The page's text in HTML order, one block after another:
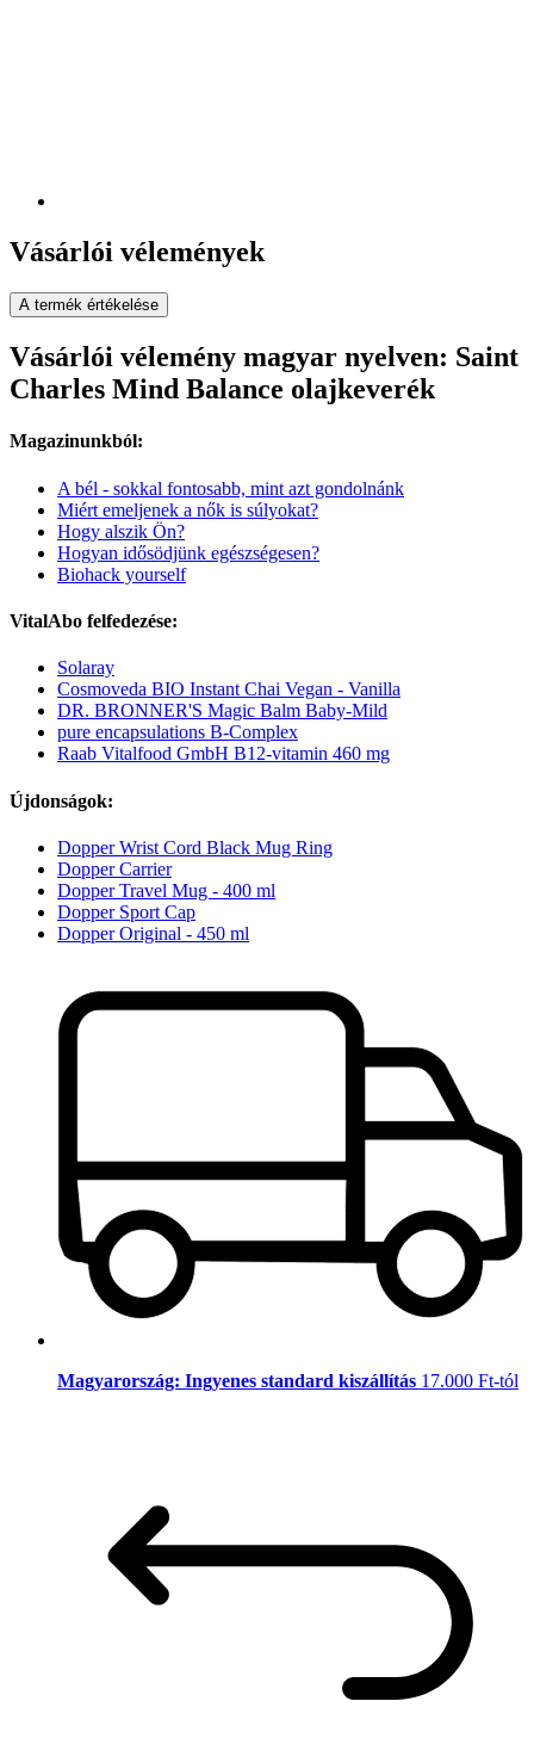
Vásárlói vélemények
A termék értékelése
Vásárlói vélemény magyar nyelven: Saint
Charles Mind Balance olajkeverék
Magazinunkból:
A bél - sokkal fontosabb, mint azt gondolnánk
Miért emeljenek a nők is súlyokat?
Hogy alszik Ön?
Hogyan idősödjünk egészségesen?
Biohack yourself
VitalAbo felfedezése:
Solaray
Cosmoveda BIO Instant Chai Vegan - Vanilla
DR. BRONNER'S Magic Balm Baby-Mild
pure encapsulations B-Complex
Raab Vitalfood GmbH B12-vitamin 460 mg
Újdonságok:
Dopper Wrist Cord Black Mug Ring
Dopper Carrier
Dopper Travel Mug - 400 ml
Dopper Sport Cap
Dopper Original - 450 ml
Magyarország: Ingyenes standard kiszállítás 17.000 Ft-tól